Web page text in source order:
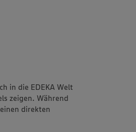
in die EDEKA Welt
zeigen. Während
direkten